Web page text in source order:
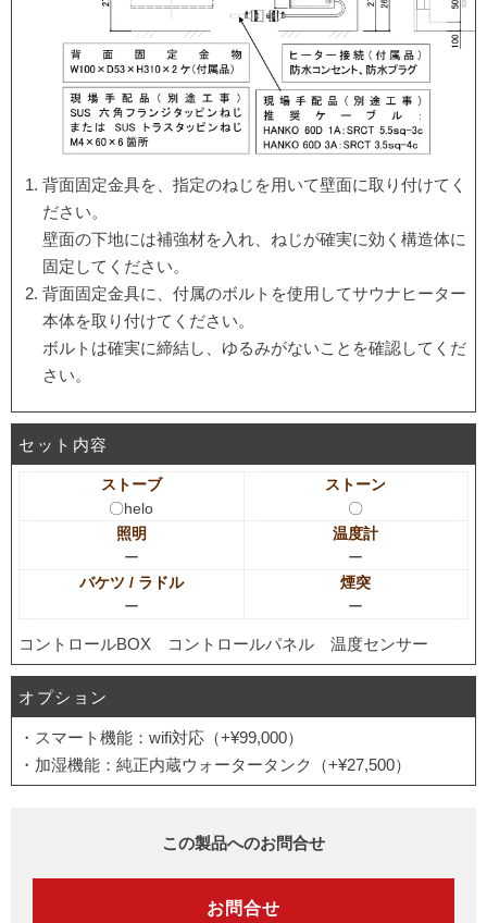
背面固定金具を、指定のねじを用いて壁面に取り付けてく
ださい。
壁面の下地には補強材を入れ、ねじが確実に効く構造体に
固定してください。
背面固定金具に、付属のボルトを使用してサウナヒーター
本体を取り付けてください。
ボルトは確実に締結し、ゆるみがないことを確認してくだ
さい。
セット内容
ストーブ
〇helo
ストーン
〇
照明
ー
温度計
ー
バケツ / ラドル
ー
煙突
ー
コントロールBOX コントロールパネル 温度センサー
オプション
・スマート機能：wifi対応（+¥99,000）
・加湿機能：純正内蔵ウォータータンク（+¥27,500）
この製品へのお問合せ
お問合せ